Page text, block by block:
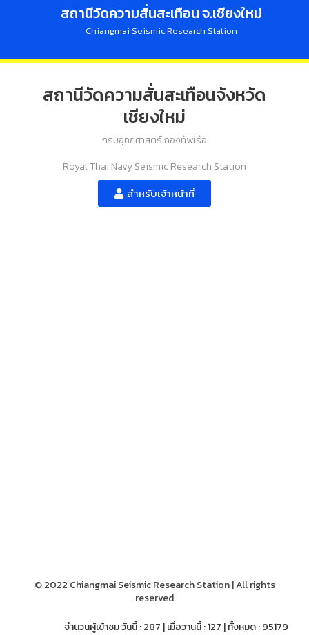
สถานีวัดความสั่นสะเทือน จ.เชียงใหม่
Chiangmai Seismic Research Station
สถานีวัดความสั่นสะเทือนจังหวัด
เชียงใหม่
กรมอุทกศาสตร์ กองทัพเรือ
Royal Thai Navy Seismic Research Station
สำหรับเจ้าหน้าที่
© 2022 Chiangmai Seismic Research Station | All rights
reserved
จำนวนผู้เข้าชม วันนี้ : 287 | เมื่อวานนี้ : 127 | ทั้งหมด : 95179